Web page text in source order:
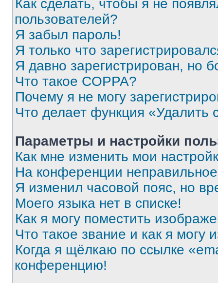
Как сделать, чтобы я не
пользователей?
Я забыл пароль!
Я только что
Я давно зарегистрирован, но
Что такое COPPA?
Почему я не могу
Что делает функция «Удалить
Параметры и настройки
Как мне изменить мои
На конференции
Я изменил часовой пояс, но
Моего языка нет в списке!
Как я могу поместить
Что такое звание и как я могу
Когда я щёлкаю по ссылке
конференцию!